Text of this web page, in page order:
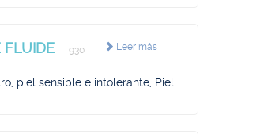
Leer más
FLUIDE
930
piel sensible e intolerante, Piel